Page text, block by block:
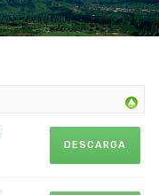
DESCARGA